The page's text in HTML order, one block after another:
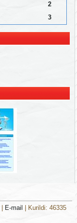
2
3
E-mail | Kurildi: 46335